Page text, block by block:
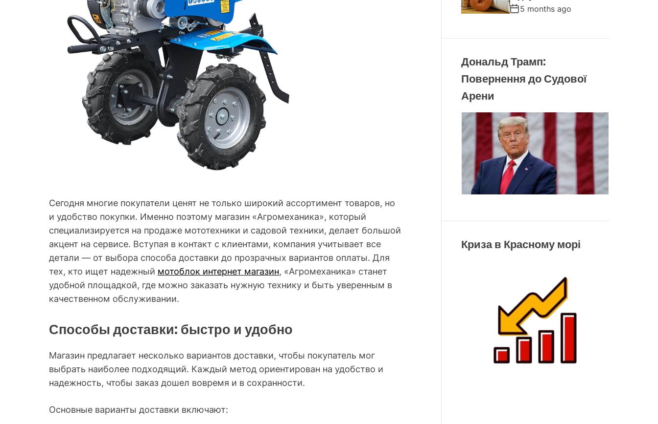
Сегодня многие покупатели ценят не только широкий ассортимент товаров, но
и удобство покупки. Именно поэтому магазин «Агромеханика», который
специализируется на продаже мототехники и садовой техники, делает большой
акцент на сервисе. Вступая в контакт с клиентами, компания учитывает все
детали — от выбора способа доставки до прозрачных вариантов оплаты. Для
тех, кто ищет надежный мотоблок интернет магазин, «Агромеханика» станет
удобной площадкой, где можно заказать нужную технику и быть уверенным в
качественном обслуживании.
Способы доставки: быстро и удобно
Магазин предлагает несколько вариантов доставки, чтобы покупатель мог
выбрать наиболее подходящий. Каждый метод ориентирован на удобство и
надежность, чтобы заказ дошел вовремя и в сохранности.
Основные варианты доставки включают:
5 months ago
Дональд Трамп:
Повернення до Судової
Арени
Криза в Красному морі